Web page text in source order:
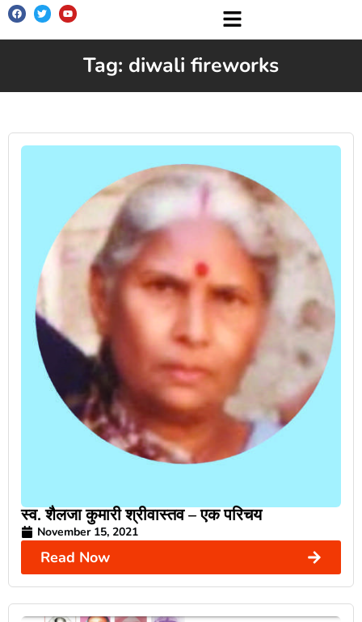
Tag: diwali fireworks
स्व. शैलजा कुमारी श्रीवास्तव – एक परिचय
November 15, 2021
Read Now